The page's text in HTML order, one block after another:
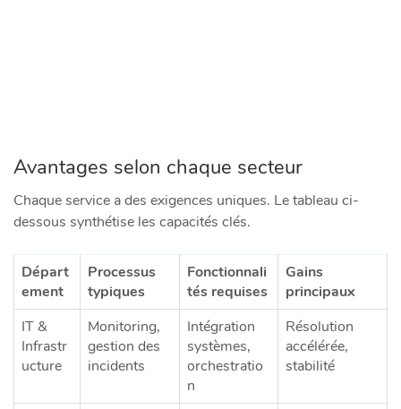
Avantages selon chaque secteur
Chaque service a des exigences uniques. Le tableau ci-
dessous synthétise les capacités clés.
Départ
ement
Processus
typiques
Fonctionnali
tés requises
Gains
principaux
IT &
Infrastr
ucture
Monitoring,
gestion des
incidents
Intégration
systèmes,
orchestratio
n
Résolution
accélérée,
stabilité